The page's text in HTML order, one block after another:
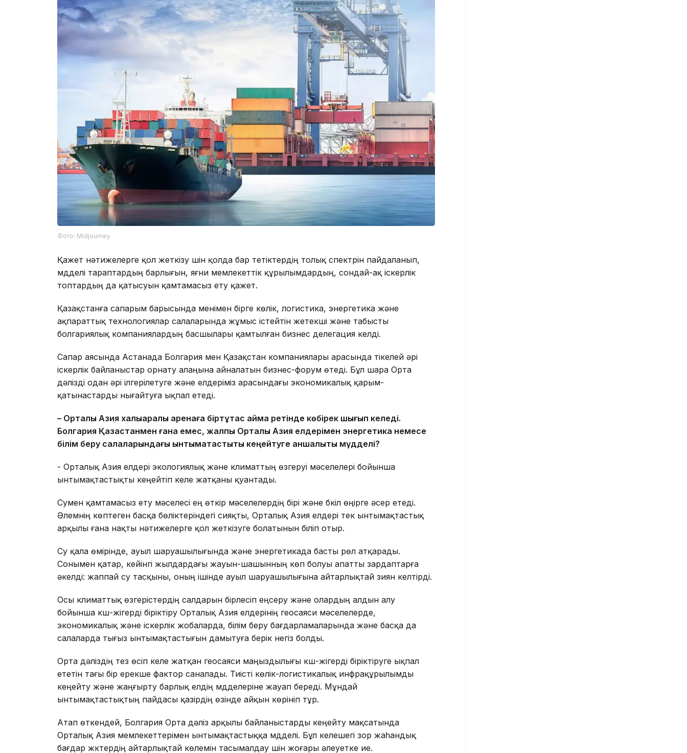
Фото: Midjourney
Қажет нәтижелерге қол жеткізу үшін қолда бар тетіктердің толық спектрін пайдаланып,
мүдделі тараптардың барлығын, яғни мемлекеттік құрылымдардың, сондай-ақ іскерлік
топтардың да қатысуын қамтамасыз ету қажет.
Қазақстанға сапарым барысында менімен бірге көлік, логистика, энергетика және
ақпараттық технологиялар салаларында жұмыс істейтін жетекші және табысты
болгариялық компаниялардың басшылары қамтылған бизнес делегация келді.
Сапар аясында Астанада Болгария мен Қазақстан компаниялары арасында тікелей әрі
іскерлік байланыстар орнату алаңына айналатын бизнес-форум өтеді. Бұл шара Орта
дәлізді одан әрі ілгерілетуге және елдеріміз арасындағы экономикалық қарым-
қатынастарды нығайтуға ықпал етеді.
– Орталық Азия халықаралық аренаға біртұтас аймақ ретінде көбірек шығып келеді.
Болгария Қазақстанмен ғана емес, жалпы Орталық Азия елдерімен энергетика немесе
білім беру салаларындағы ынтымақтастықты кеңейтуге қаншалықты мүдделі?
- Орталық Азия елдері экологиялық және климаттың өзгеруі мәселелері бойынша
ынтымақтастықты кеңейтіп келе жатқаны қуантады.
Сумен қамтамасыз ету мәселесі ең өткір мәселелердің бірі және бүкіл өңірге әсер етеді.
Әлемнің көптеген басқа бөліктеріндегі сияқты, Орталық Азия елдері тек ынтымақтастық
арқылы ғана нақты нәтижелерге қол жеткізуге болатынын біліп отыр.
Су қала өмірінде, ауыл шаруашылығында және энергетикада басты рөл атқарады.
Сонымен қатар, кейінгі жылдардағы жауын-шашынның көп болуы апатты зардаптарға
әкелді: жаппай су тасқыны, оның ішінде ауыл шаруашылығына айтарлықтай зиян келтірді.
Осы климаттық өзгерістердің салдарын бірлесіп еңсеру және олардың алдын алу
бойынша күш-жігерді біріктіру Орталық Азия елдерінің геосаяси мәселелерде,
экономикалық және іскерлік жобаларда, білім беру бағдарламаларында және басқа да
салаларда тығыз ынтымақтастығын дамытуға берік негіз болды.
Орта дәліздің тез өсіп келе жатқан геосаяси маңыздылығы күш-жігерді біріктіруге ықпал
ететін тағы бір ерекше фактор саналады. Тиісті көлік-логистикалық инфрақұрылымды
кеңейту және жаңғырту барлық елдің мүдделеріне жауап береді. Мұндай
ынтымақтастықтың пайдасы қазірдің өзінде айқын көрініп тұр.
Атап өткендей, Болгария Орта дәліз арқылы байланыстарды кеңейту мақсатында
Орталық Азия мемлекеттерімен ынтымақтастыққа мүдделі. Бұл келешегі зор жаһандық
бағдар жүктердің айтарлықтай көлемін тасымалдау үшін жоғары әлеуетке ие.